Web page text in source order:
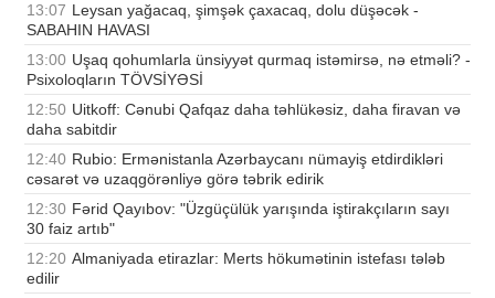
13:07 Leysan yağacaq, şimşək çaxacaq, dolu düşəcək -
SABAHIN HAVASI
13:00 Uşaq qohumlarla ünsiyyət qurmaq istəmirsə, nə etməli? -
Psixoloqların TÖVSİYƏSİ
12:50 Uitkoff: Cənubi Qafqaz daha təhlükəsiz, daha firavan və
daha sabitdir
12:40 Rubio: Ermənistanla Azərbaycanı nümayiş etdirdikləri
cəsarət və uzaqgörənliyə görə təbrik edirik
12:30 Fərid Qayıbov: "Üzgüçülük yarışında iştirakçıların sayı
30 faiz artıb"
12:20 Almaniyada etirazlar: Merts hökumətinin istefası tələb
edilir